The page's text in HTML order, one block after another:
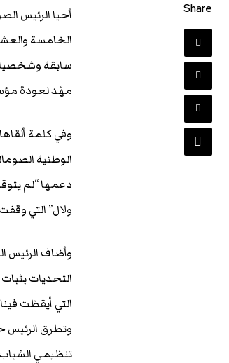
أحيا الرئيس
الخامسة
سابقة
مهّد لعودة
وفي كلمة
الوطنية
دعمها “لم
ولال” التي
وأضاف الرئيس
التحديات
التي أيقظت
وتطرق الرئيس
تنظيمي الشباب
Share